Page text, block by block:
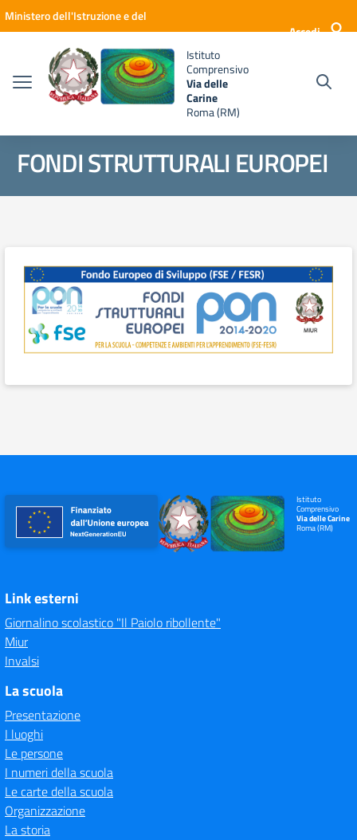
Vai ai contenuti
Vai al menu di navigazione
Vai al footer
Ministero dell'Istruzione e del
Accedi
Istituto
Comprensivo
Via delle
Carine
Roma (RM)
FONDI STRUTTURALI EUROPEI
Istituto
Comprensivo
Via delle Carine
Roma (RM)
Link esterni
Giornalino scolastico "Il Paiolo ribollente"
Miur
Invalsi
La scuola
Presentazione
I luoghi
Le persone
I numeri della scuola
Le carte della scuola
Organizzazione
La storia